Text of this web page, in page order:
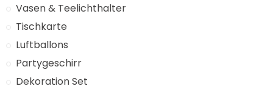
Vasen & Teelichthalter
Tischkarte
Luftballons
Partygeschirr
Dekoration Set